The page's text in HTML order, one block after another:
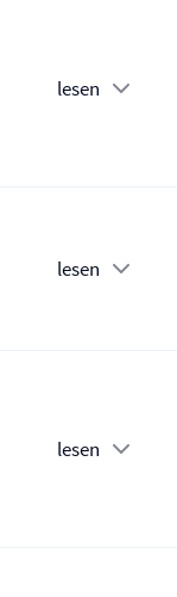
lesen
lesen
lesen